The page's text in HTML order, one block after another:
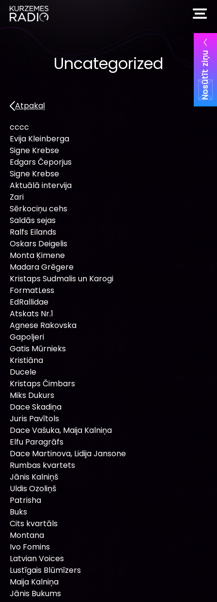
Nosūtīt ziņu
Uncategorized
Atpakaļ
cccc
Evija Kleinberga
Signe Krebse
Edgars Čeporjus
Signe Krebse
Aktuālā intervija
Zari
Sērkociņu cehs
Saldās sejas
Ralfs Eilands
Oskars Deigelis
Monta Ķimene
Madara Grēgere
Kristaps Sudmalis un Karogi
FormatLess
EdRallidae
Atskats Nr.1
Agnese Rakovska
Gapoljeri
Gatis Mūrnieks
Kristiāna
Ducele
Kristaps Čimbars
Miks Dukurs
Dace Skadiņa
Juris Pavītols
Dace Vašuka, Maija Kalniņa
Elfu Paragrāfs
Dace Martinova, Lidija Jansone
Rumbas kvartets
Jānis Kalniņš
Uldis Ozoliņš
Patrisha
Buks
Cits kvartāls
Montana
Ivo Fomins
Latvian Voices
Lustīgais Blūmīzers
Maija Kalniņa
Jānis Bukums